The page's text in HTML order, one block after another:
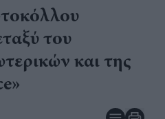
του
και της